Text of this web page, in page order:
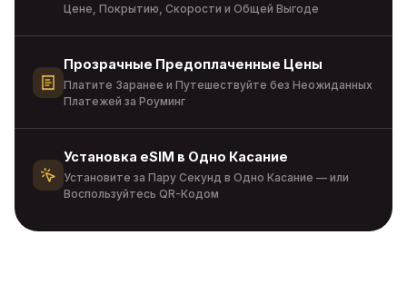
Цене, Покрытию, Скорости и Общей Выгоде
Прозрачные Предоплаченные Цены
Платите Заранее и Путешествуйте без Неожиданных
Платежей за Роуминг
Установка eSIM в Одно Касание
Установите за Пару Секунд в Одно Касание — или
Воспользуйтесь QR-Кодом